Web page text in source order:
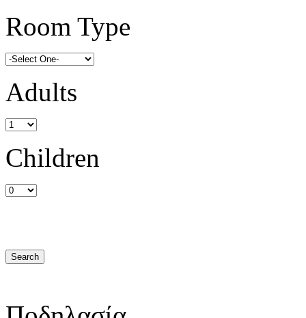
Room Type
Adults
Children